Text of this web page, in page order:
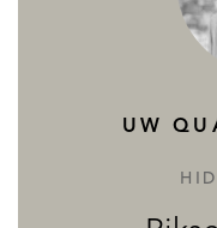
een onovertroffen
seizoenen, die aan de
UW